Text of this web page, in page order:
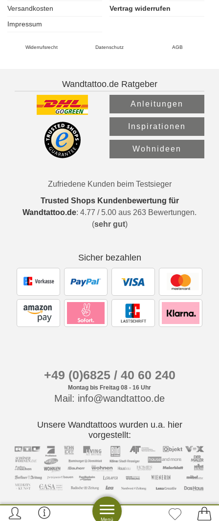
Versandkosten
Vertrag widerrufen
Impressum
Widerrufsrecht Datenschutz AGB
Wandtattoo.de Ratgeber
Anleitungen
Inspirationen
Wohnideen
Zufriedene Kunden beim Testsieger
Trusted Shops Kundenbewertung für
Wandtattoo.de: 4.77 / 5.00 aus 263 Bewertungen.
(sehr gut)
Sicher bezahlen
+49 (0)6825 / 40 60 240
Montag bis Freitag 08 - 16 Uhr
Mail: info@wandtattoo.de
Unsere Wandtattoos wurden u.a. hier
vorgestellt:
Menü